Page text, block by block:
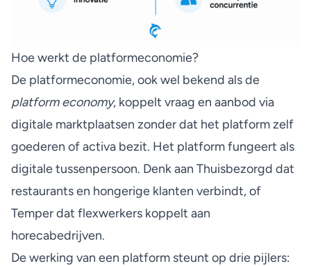
Hoe werkt de platformeconomie?
De platformeconomie, ook wel bekend als de
platform economy, koppelt vraag en aanbod via
digitale marktplaatsen zonder dat het platform zelf
goederen of activa bezit. Het platform fungeert als
digitale tussenpersoon. Denk aan Thuisbezorgd dat
restaurants en hongerige klanten verbindt, of
Temper dat flexwerkers koppelt aan
horecabedrijven.
De werking van een platform steunt op drie pijlers: